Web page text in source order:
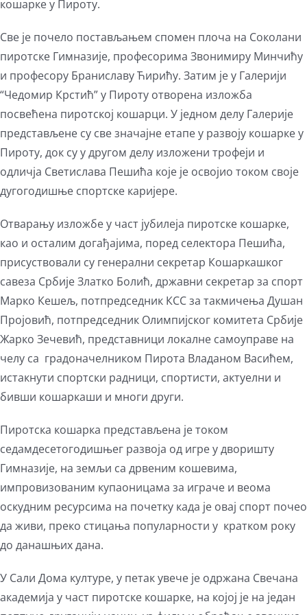
кошарке у Пироту.
Све је почело постављањем спомен плоча на Соколани
пиротске Гимназије, професорима Звонимиру Минчићу
и професору Браниславу Ћирићу. Затим је у Галерији
“Чедомир Крстић” у Пироту отворена изложба
посвећена пиротској кошарци. У једном делу Галерије
представљене су све значајне етапе у развоју кошарке у
Пироту, док су у другом делу изложени трофеји и
одличја Светислава Пешића које је освојио током своје
дугогодишње спортске каријере.
Отварању изложбе у част јубилеја пиротске кошарке,
као и осталим догађајима, поред селектора Пешића,
присуствовали су генерални секретар Кошаркашког
савеза Србије Златко Болић, државни секретар за спорт
Марко Кешељ, потпредседник КСС за такмичења Душан
Пројовић, потпредседник Олимпијског комитета Србије
Жарко Зечевић, представници локалне самоуправе на
челу са градоначелником Пирота Владаном Васићем,
истакнути спортски радници, спортисти, актуелни и
бивши кошаркаши и многи други.
Пиротска кошарка представљена је током
седамдесетогодишњег развоја од игре у дворишту
Гимназије, на земљи са дрвеним кошевима,
импровизованим купаоницама за играче и веома
оскудним ресурсима на почетку када је овај спорт почео
да живи, преко стицања популарности у кратком року
до данашњих дана.
У Сали Дома културе, у петак увече је одржана Свечана
академија у част пиротске кошарке, на којој је на један